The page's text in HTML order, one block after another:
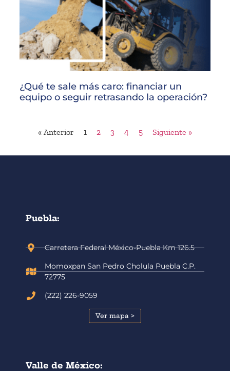
¿Qué te sale más caro: financiar un
equipo o seguir retrasando la operación?
« Anterior 1 2 3 4 5 Siguiente »
Puebla:
Carretera Federal México-Puebla Km 126.5
Momoxpan San Pedro Cholula Puebla C.P.
72775
(222) 226-9059
Ver mapa >
Valle de México: